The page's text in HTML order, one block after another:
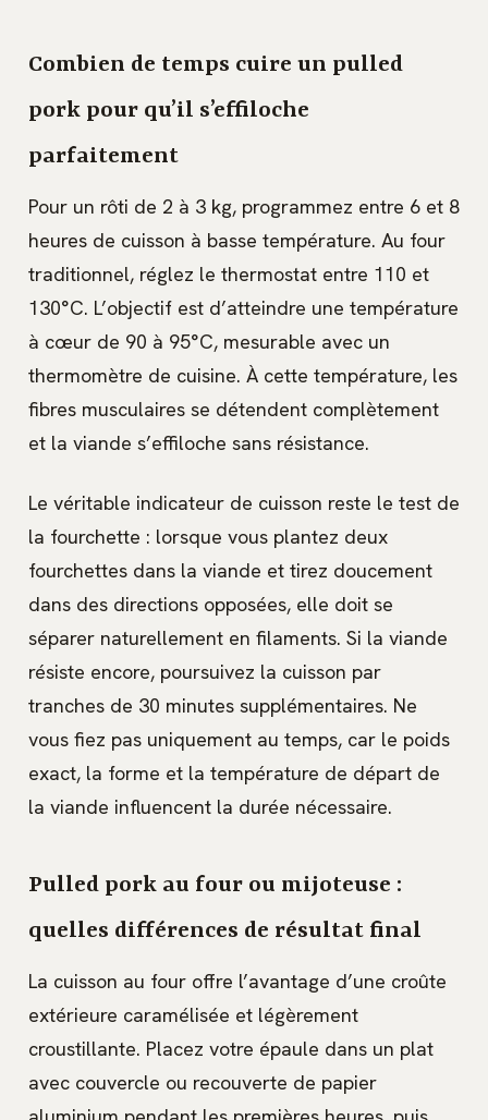
Combien de temps cuire un pulled
pork pour qu’il s’effiloche
parfaitement
Pour un rôti de 2 à 3 kg, programmez entre 6 et 8
heures de cuisson à basse température. Au four
traditionnel, réglez le thermostat entre 110 et
130°C. L’objectif est d’atteindre une température
à cœur de 90 à 95°C, mesurable avec un
thermomètre de cuisine. À cette température, les
fibres musculaires se détendent complètement
et la viande s’effiloche sans résistance.
Le véritable indicateur de cuisson reste le test de
la fourchette : lorsque vous plantez deux
fourchettes dans la viande et tirez doucement
dans des directions opposées, elle doit se
séparer naturellement en filaments. Si la viande
résiste encore, poursuivez la cuisson par
tranches de 30 minutes supplémentaires. Ne
vous fiez pas uniquement au temps, car le poids
exact, la forme et la température de départ de
la viande influencent la durée nécessaire.
Pulled pork au four ou mijoteuse :
quelles différences de résultat final
La cuisson au four offre l’avantage d’une croûte
extérieure caramélisée et légèrement
croustillante. Placez votre épaule dans un plat
avec couvercle ou recouverte de papier